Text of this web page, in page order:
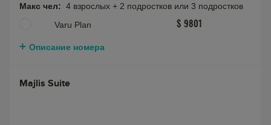
Макс чел: 4 взрослых + 2 подростков или 3 подростков
Varu Plan
$ 9801
Описание номера
Majlis Suite